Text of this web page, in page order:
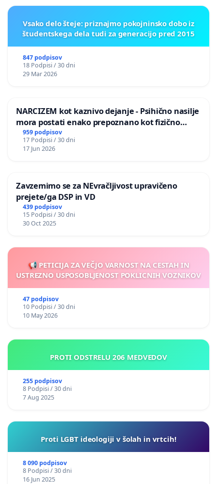
Vsako delo šteje: priznajmo pokojninsko dobo iz
študentskega dela tudi za generacijo pred 2015
847 podpisov
18 Podpisi / 30 dni
29 Mar 2026
NARCIZEM kot kaznivo dejanje - Psihično nasilje
mora postati enako prepoznano kot fizično
nasilje
959 podpisov
17 Podpisi / 30 dni
17 Jun 2026
Zavzemimo se za NEvračljivost upravičeno
prejete/ga DSP in VD
439 podpisov
15 Podpisi / 30 dni
30 Oct 2025
📢 PETICIJA ZA VEČJO VARNOST NA CESTAH IN
USTREZNO USPOSOBLJENOST POKLICNIH VOZNIKOV
47 podpisov
10 Podpisi / 30 dni
10 May 2026
PROTI ODSTRELU 206 MEDVEDOV
255 podpisov
8 Podpisi / 30 dni
7 Aug 2025
Proti LGBT ideologiji v šolah in vrtcih!
8 090 podpisov
8 Podpisi / 30 dni
16 Jun 2025